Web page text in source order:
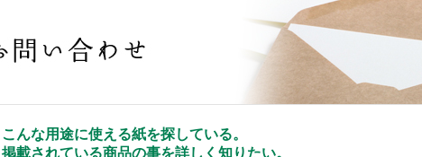
こんな用途に使える紙を探している。
掲載されている商品の事を詳しく知りたい。